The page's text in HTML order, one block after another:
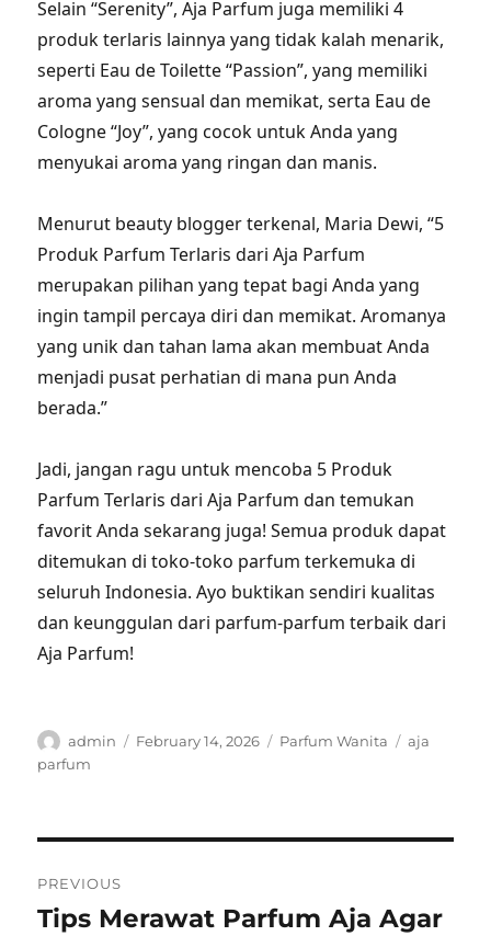
Selain “Serenity”, Aja Parfum juga memiliki 4
produk terlaris lainnya yang tidak kalah menarik,
seperti Eau de Toilette “Passion”, yang memiliki
aroma yang sensual dan memikat, serta Eau de
Cologne “Joy”, yang cocok untuk Anda yang
menyukai aroma yang ringan dan manis.
Menurut beauty blogger terkenal, Maria Dewi, “5
Produk Parfum Terlaris dari Aja Parfum
merupakan pilihan yang tepat bagi Anda yang
ingin tampil percaya diri dan memikat. Aromanya
yang unik dan tahan lama akan membuat Anda
menjadi pusat perhatian di mana pun Anda
berada.”
Jadi, jangan ragu untuk mencoba 5 Produk
Parfum Terlaris dari Aja Parfum dan temukan
favorit Anda sekarang juga! Semua produk dapat
ditemukan di toko-toko parfum terkemuka di
seluruh Indonesia. Ayo buktikan sendiri kualitas
dan keunggulan dari parfum-parfum terbaik dari
Aja Parfum!
Author
admin
Posted
February 14, 2026 Categories
Parfum Wanita Tags
aja
parfum
navigation
PREVIOUS
Previous
Tips Merawat Parfum Aja Agar